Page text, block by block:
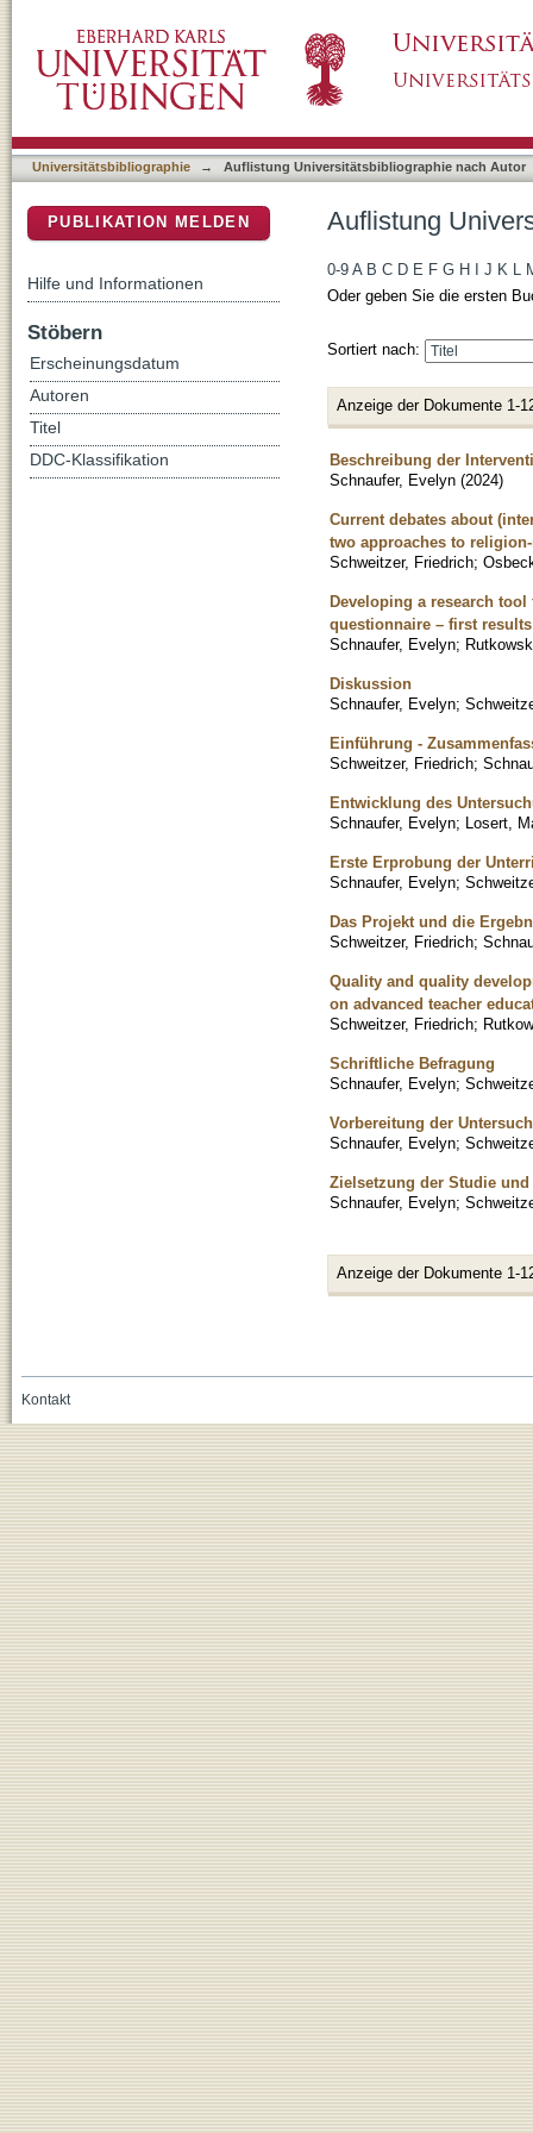
Universitätsbibliographie → Auflistung Universitätsbibliographie nach Autor
Auflistung
0-9 A B C D E F G H J K L
Oder geben Sie die ersten
Sortiert nach:
Anzeige der Dokumente 1-
Beschreibung der
Schnaufer, Evelyn (2024)
Current debates about
two approaches to
Schweitzer, Friedrich;
Developing a research
questionnaire – first
Schnaufer, Evelyn;
Diskussion
Schnaufer, Evelyn;
Einführung -
Schweitzer, Friedrich;
Entwicklung des
Schnaufer, Evelyn; Losert,
Erste Erprobung der
Schnaufer, Evelyn;
Das Projekt und die
Schweitzer, Friedrich;
Quality and quality
on advanced teacher
Schweitzer, Friedrich;
Schriftliche Befragung
Schnaufer, Evelyn;
Vorbereitung der
Schnaufer, Evelyn;
Zielsetzung der Studie
Schnaufer, Evelyn;
Anzeige der Dokumente 1-
PUBLIKATION MELDEN
Hilfe und Informationen
Stöbern
Erscheinungsdatum
Autoren
Titel
DDC-Klassifikation
Kontakt